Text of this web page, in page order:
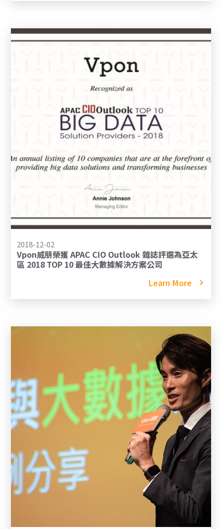
2018-12-02
Vpon威朋榮獲 APAC CIO Outlook 雜誌評選為亞太
區 2018 TOP 10 最佳大數據解決方案公司
Learn More